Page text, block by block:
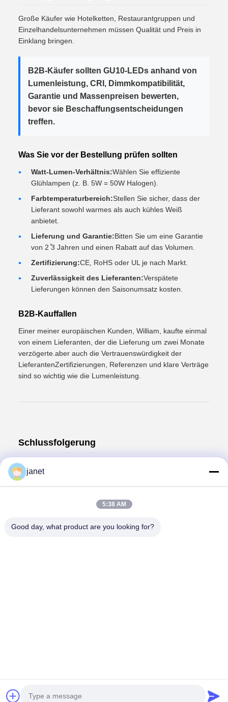
Große Käufer wie Hotelketten, Restaurantgruppen und
Einzelhandelsunternehmen müssen Qualität und Preis in
Einklang bringen.
B2B-Käufer sollten GU10-LEDs anhand von
Lumenleistung, CRI, Dimmkompatibilität,
Garantie und Massenpreisen bewerten,
bevor sie Beschaffungsentscheidungen
treffen.
Was Sie vor der Bestellung prüfen sollten
Watt-Lumen-Verhältnis:Wählen Sie effiziente
Glühlampen (z. B. 5W = 50W Halogen).
Farbtemperaturbereich:Stellen Sie sicher, dass der
Lieferant sowohl warmes als auch kühles Weiß
anbietet.
Lieferung und Garantie:Bitten Sie um eine Garantie
von 2 ̊3 Jahren und einen Rabatt auf das Volumen.
Zertifizierung:CE, RoHS oder UL je nach Markt.
Zuverlässigkeit des Lieferanten:Verspätete
Lieferungen können den Saisonumsatz kosten.
B2B-Kauffallen
Einer meiner europäischen Kunden, William, kaufte einmal
von einem Lieferanten, der die Lieferung um zwei Monate
verzögerte.aber auch die Vertrauenswürdigkeit der
LieferantenZertifizierungen, Referenzen und klare Verträge
sind so wichtig wie die Lumenleistung.
Schlussfolgerung
GU10-LED-Glühlampen senken Kosten, verbessern die
Atmosphäre und bringen wahre Farben zum Vorschein.
technology Co., Ltd. Alle Rechte vorbehalten.
janet
5:38 AM
Good day, what product are you looking for?